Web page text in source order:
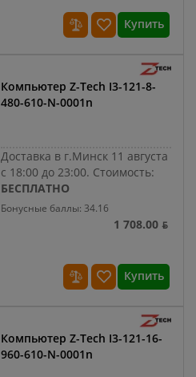
Купить
Компьютер Z-Tech I3-121-8-
480-610-N-0001n
Доставка в г.Минск 11 августа
с 18:00 до 23:00. Стоимость:
БЕСПЛАТНО
Бонусные баллы: 34.16
1 708.00 ƃ
Купить
Компьютер Z-Tech I3-121-16-
960-610-N-0001n